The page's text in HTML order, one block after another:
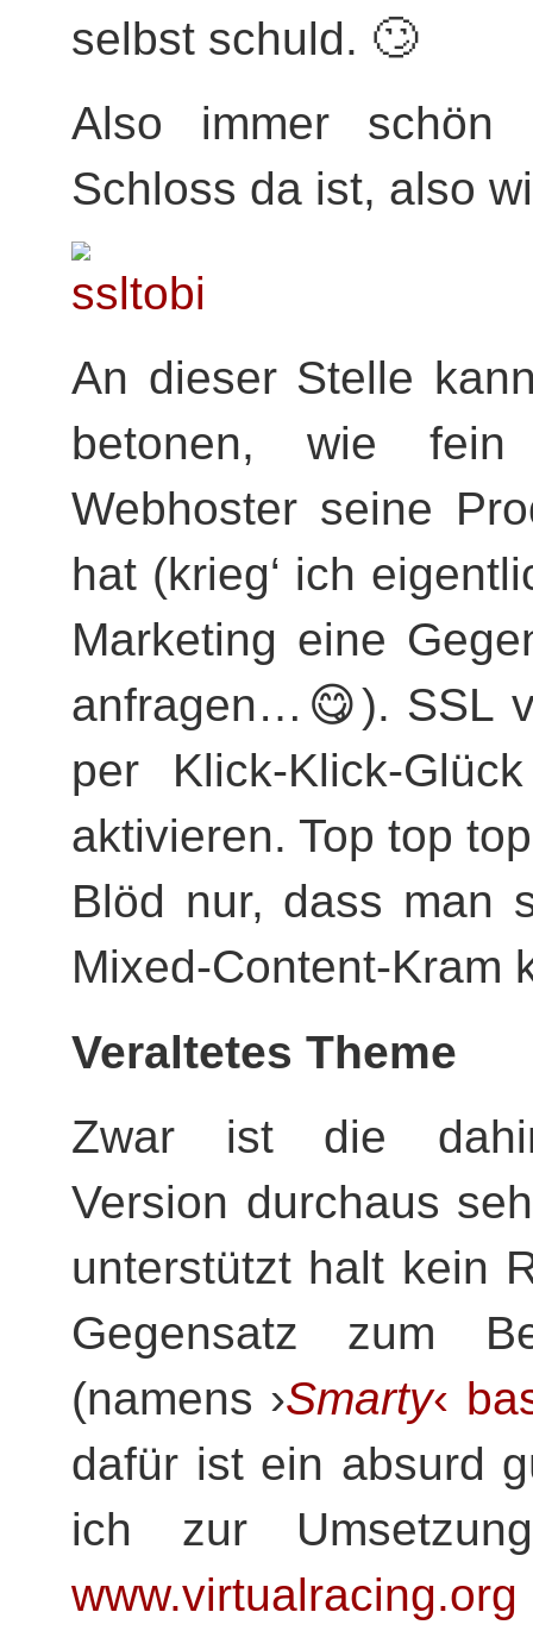
selbst schuld. 🙄
Also immer schön
Schloss da ist, also
An dieser Stelle
betonen, wie
Webhoster seine
hat (krieg‘ ich
Marketing eine
anfragen…😋). SSL
per Klick-Klick-
aktivieren. Top top
Blöd nur, dass man
Mixed-Content-
Veraltetes Theme
Zwar ist die
Version durchaus
unterstützt halt kein
Gegensatz zum
(namens ›Smarty‹
dafür ist ein absurd
ich zur
www.virtualracing.org